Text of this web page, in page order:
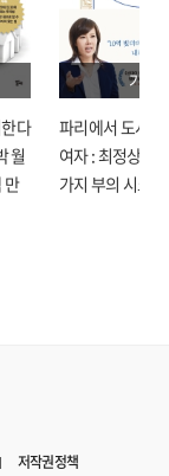
다
월
만
기술
파리에서 도시락
여자 : 최정상으
가지 부의 시크릿
저작권정책